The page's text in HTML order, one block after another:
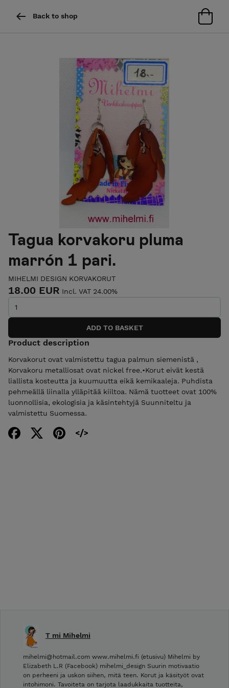
Back to shop
Tagua korvakoru pluma
marrón 1 pari.
MIHELMI DESIGN KORVAKORUT
18.00 EUR Incl. VAT 24.00%
Product description
Korvakorut ovat valmistettu tagua palmun siemenistä ,
Korvakoru metalliosat ovat nickel free.•Korut eivät kestä
liallista kosteutta ja kuumuutta eikä kemikaaleja. Puhdista
pehmeällä liinalla ylläpitää kiiltoa. Nämä tuotteet ovat 100%
luonnollisia, ekologisia ja käsintehtyjä Suunniteltu ja
valmistettu Suomessa.
T mi Mihelmi
mihelmi@hotmail.com www.mihelmi.fi (etusivu) Mihelmi by
Elizabeth L.R (Facebook) mihelmi_design Suurin motivaatio
on perheeni ja uskon siihen, mitä teen. Korut ja käsityöt ovat
intohimoni. Tavoiteta on tarjota laadukkaita tuotteita,